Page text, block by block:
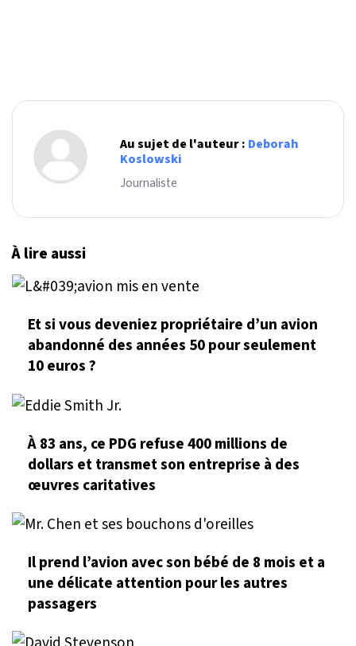
Au sujet de l'auteur : Deborah
Koslowski
Journaliste
À lire aussi
Et si vous deveniez propriétaire d’un avion
abandonné des années 50 pour seulement
10 euros ?
À 83 ans, ce PDG refuse 400 millions de
dollars et transmet son entreprise à des
œuvres caritatives
Il prend l’avion avec son bébé de 8 mois et a
une délicate attention pour les autres
passagers